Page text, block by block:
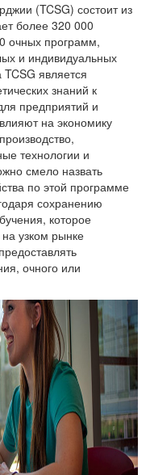
(TCSG) состоит из
более 320 000
очных программ,
и индивидуальных
является
знаний к
предприятий и
на экономику
технологии и
смело назвать
по этой программе
сохранению
которое
узком рынке
очного или